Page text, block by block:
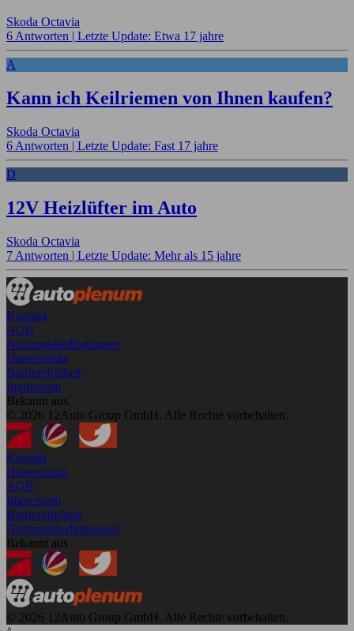
Skoda Octavia
6 Antworten | Letzte Update: Etwa 17 jahre
A
Kann ich Keilriemen von Ihnen kaufen?
Skoda Octavia
6 Antworten | Letzte Update: Fast 17 jahre
D
12V Heizlüfter im Auto
Skoda Octavia
7 Antworten | Letzte Update: Mehr als 15 jahre
Kontakt
AGB
Nutzungsbedingungen
Datenschutz
Barrierefreiheit
Impressum
Bekannt aus
© 2026 12Auto Group GmbH. Alle Rechte vorbehalten.
Kontakt
Datenschutz
AGB
Impressum
Barrierefreiheit
Nutzungsbedingungen
Bekannt aus
© 2026 12Auto Group GmbH. Alle Rechte vorbehalten.